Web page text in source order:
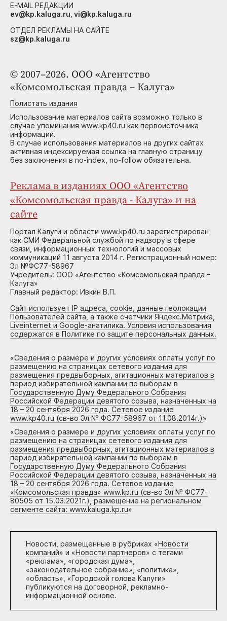
© 2007–2026. ООО «Агентство
«Комсомольская правда – Калуга»
Полистать издания
Использование материалов сайта возможно только в
случае упоминания www.kp40.ru как первоисточника
информации.
В случае использования материалов на других сайтах
активная индексируемая ссылка на главную страницу
без заключения в no-index, no-follow обязательна.
Реклама в изданиях ООО «Агентство
«Комсомольская правда - Калуга» и на
сайте
Портал Калуги и области www.kp40.ru зарегистрирован
как СМИ Федеральной службой по надзору в сфере
связи, информационных технологий и массовых
коммуникаций 11 августа 2014 г. Регистрационный номер:
Эл №ФС77-58967
Учредитель: ООО «Агентство «Комсомольская правда –
Калуга»
Главный редактор: Ивкин В.П.
Сайт использует IP адреса, cookie, данные геолокации
Пользователей сайта, а также счетчики Яндекс.Метрика,
Liveinternet и Google-анатилика. Условия использования
содержатся в Политике по защите персональных данных.
«Сведения о размере и других условиях оплаты услуг по
размещению на страницах сетевого издания для
размещения предвыборных, агитационных материалов в
период избирательной кампании по выборам в
Государственную Думу Федерального Собрания
Российской Федерации девятого созыва, назначенных на
18 – 20 сентября 2026 года. Сетевое издание
www.kp40.ru (св-во Эл № ФС77-58967 от 11.08.2014г.)»
«Сведения о размере и других условиях оплаты услуг по
размещению на страницах сетевого издания для
размещения предвыборных, агитационных материалов в
период избирательной кампании по выборам в
Государственную Думу Федерального Собрания
Российской Федерации девятого созыва, назначенных на
18 – 20 сентября 2026 года. Сетевое издание
«Комсомольская правда» www.kp.ru (св-во Эл № ФС77-
80505 от 15.03.2021г.), размещение на региональном
сегменте сайта: www.kaluga.kp.ru»
Новости, размещенные в рубриках «Новости
компаний» и «Новости партнеров» с тегами
«реклама», «городская дума»,
«законодательное собрание», «политика»,
«область», «Городской голова Калуги»
публикуются на договорной, рекламно-
информационной основе.
E-MAIL РЕДАКЦИИ
ev@kp.kaluga.ru, vi@kp.kaluga.ru
ОТДЕЛ РЕКЛАМЫ НА САЙТЕ
sz@kp.kaluga.ru